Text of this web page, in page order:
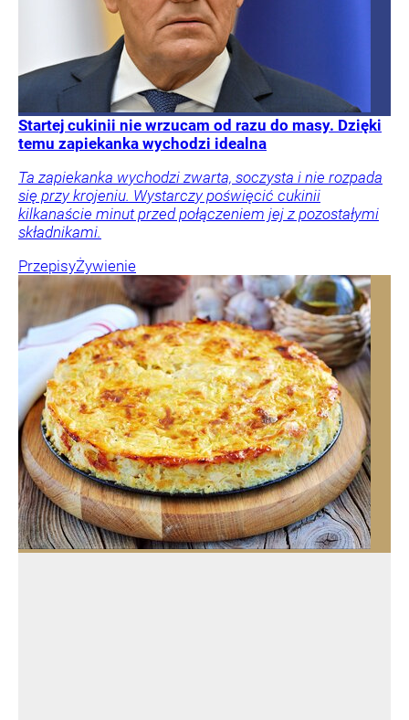
Startej cukinii nie wrzucam od razu do masy. Dzięki
temu zapiekanka wychodzi idealna
Ta zapiekanka wychodzi zwarta, soczysta i nie rozpada
się przy krojeniu. Wystarczy poświęcić cukinii
kilkanaście minut przed połączeniem jej z pozostałymi
składnikami.
PrzepisyŻywienie